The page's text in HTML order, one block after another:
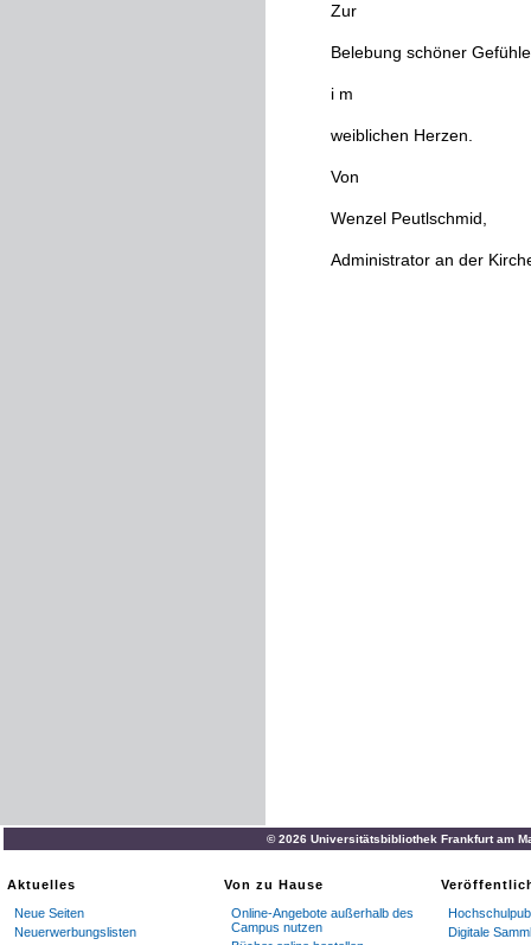
Zur
Belebung schöner Gefühle
i m
weiblichen Herzen
Von
Wenzel Peutlschmid
Administrator an der
© 2026 Universitätsbibliothek Frankfurt am
Aktuelles
Neue Seiten
Neuerwerbungslisten
Von zu Hause
Online-Angebote außerhalb des
Campus nutzen
Digitale